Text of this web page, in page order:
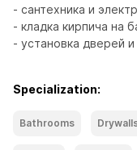
- сантехника и
- кладка кирпича на
- установка дверей и
Specialization:
Bathrooms